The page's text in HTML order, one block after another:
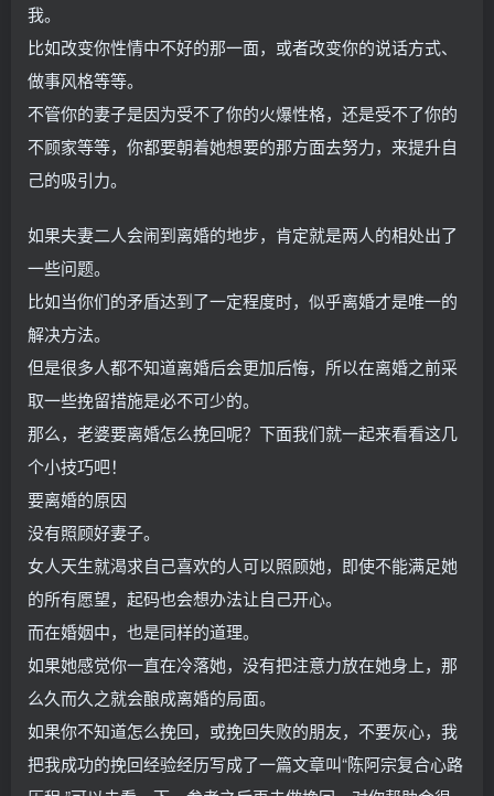
我。
比如改变你性情中不好的那一面，或者改变你的说话方式、
做事风格等等。
不管你的妻子是因为受不了你的火爆性格，还是受不了你的
不顾家等等，你都要朝着她想要的那方面去努力，来提升自
己的吸引力。
如果夫妻二人会闹到离婚的地步，肯定就是两人的相处出了
一些问题。
比如当你们的矛盾达到了一定程度时，似乎离婚才是唯一的
解决方法。
但是很多人都不知道离婚后会更加后悔，所以在离婚之前采
取一些挽留措施是必不可少的。
那么，老婆要离婚怎么挽回呢？下面我们就一起来看看这几
个小技巧吧！
要离婚的原因
没有照顾好妻子。
女人天生就渴求自己喜欢的人可以照顾她，即使不能满足她
的所有愿望，起码也会想办法让自己开心。
而在婚姻中，也是同样的道理。
如果她感觉你一直在冷落她，没有把注意力放在她身上，那
么久而久之就会酿成离婚的局面。
如果你不知道怎么挽回，或挽回失败的朋友，不要灰心，我
把我成功的挽回经验经历写成了一篇文章叫“陈阿宗复合心路